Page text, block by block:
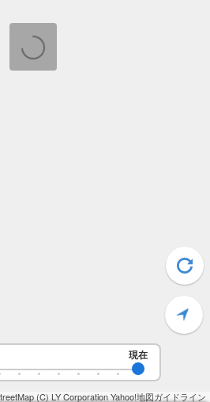
(C) LY CorporationYahoo!地図ガイドライン
現在